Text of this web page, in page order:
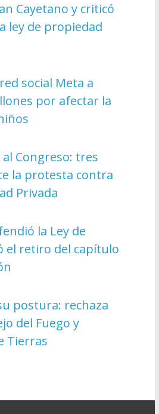
Cayetano y criticó
ley de propiedad
social Meta a
por afectar la
Congreso: tres
la protesta contra
Privada
la Ley de
el retiro del capítulo
postura: rechaza
del Fuego y
Tierras